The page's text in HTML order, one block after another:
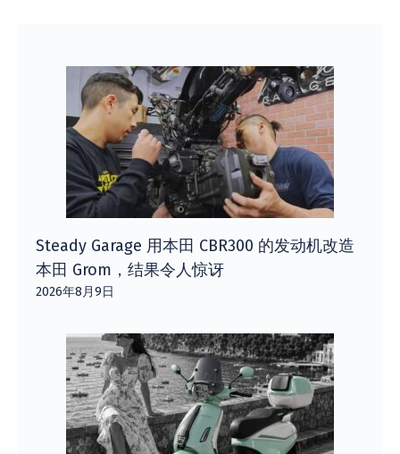
Steady Garage 用本田 CBR300 的发动机改造
本田 Grom，结果令人惊讶
2026年8月9日